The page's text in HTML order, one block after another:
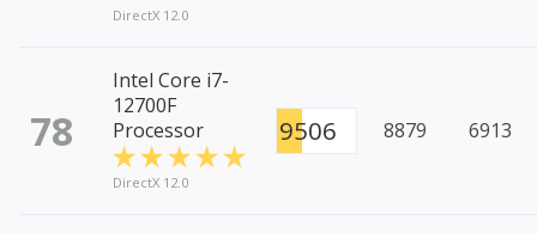
DirectX 12.0
78
Intel Core i7-
12700F
Processor
DirectX 12.0
9506 8879 6913